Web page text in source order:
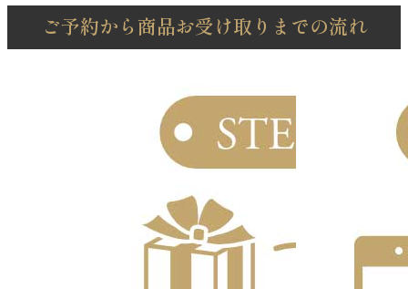
ご予約から商品お受け取りまでの流れ